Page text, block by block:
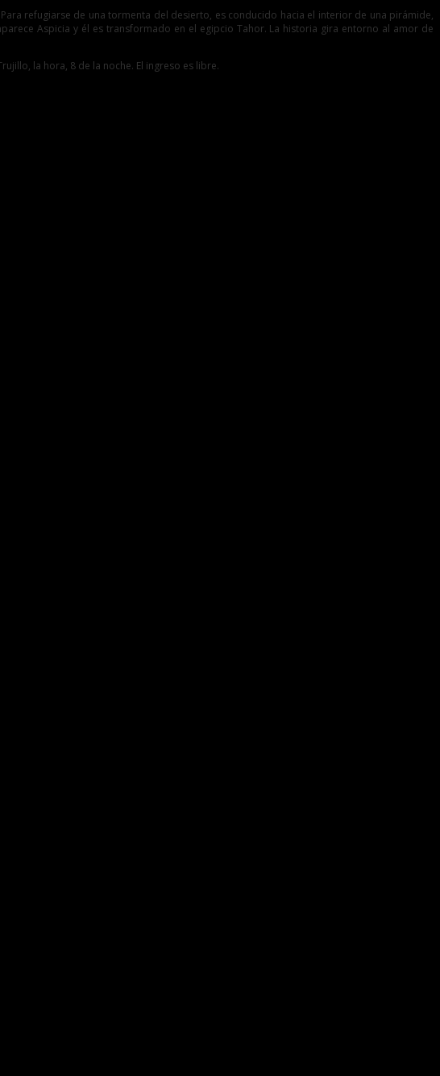
refugiarse de una tormenta del desierto, es conducido hacia el interior de una pirámide,
Aspicia y él es transformado en el egipcio Tahor. La historia gira entorno al amor de
la hora, 8 de la noche. El ingreso es libre.